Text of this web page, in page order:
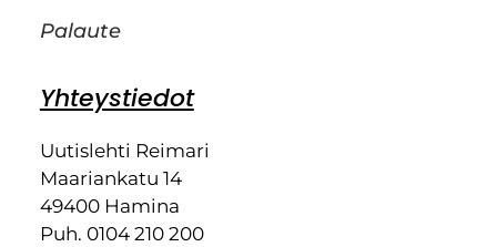
Palaute
Yhteystiedot
Uutislehti Reimari
Maariankatu 14
49400 Hamina
Puh. 0104 210 200